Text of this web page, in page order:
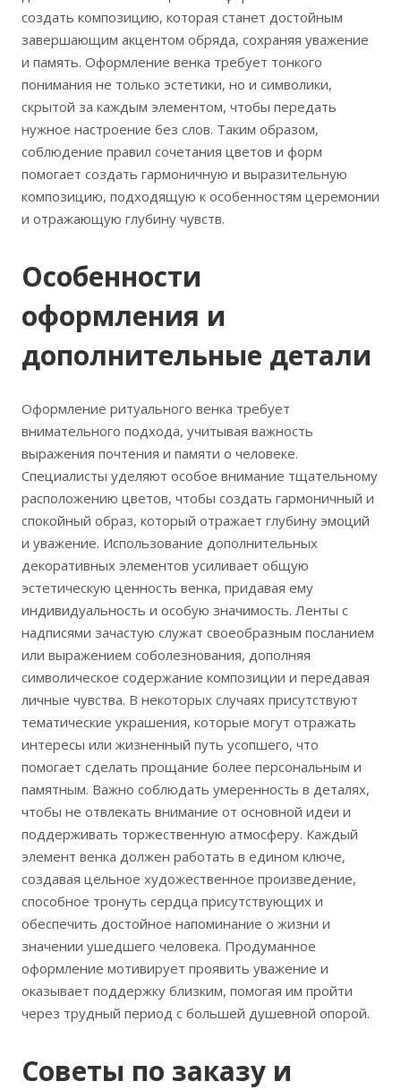
создать композицию, которая станет достойным
завершающим акцентом обряда, сохраняя уважение
и память. Оформление венка требует тонкого
понимания не только эстетики, но и символики,
скрытой за каждым элементом, чтобы передать
нужное настроение без слов. Таким образом,
соблюдение правил сочетания цветов и форм
помогает создать гармоничную и выразительную
композицию, подходящую к особенностям церемонии
и отражающую глубину чувств.
Особенности
оформления и
дополнительные детали
Оформление ритуального венка требует
внимательного подхода, учитывая важность
выражения почтения и памяти о человеке.
Специалисты уделяют особое внимание тщательному
расположению цветов, чтобы создать гармоничный и
спокойный образ, который отражает глубину эмоций
и уважение. Использование дополнительных
декоративных элементов усиливает общую
эстетическую ценность венка, придавая ему
индивидуальность и особую значимость. Ленты с
надписями зачастую служат своеобразным посланием
или выражением соболезнования, дополняя
символическое содержание композиции и передавая
личные чувства. В некоторых случаях присутствуют
тематические украшения, которые могут отражать
интересы или жизненный путь усопшего, что
помогает сделать прощание более персональным и
памятным. Важно соблюдать умеренность в деталях,
чтобы не отвлекать внимание от основной идеи и
поддерживать торжественную атмосферу. Каждый
элемент венка должен работать в едином ключе,
создавая цельное художественное произведение,
способное тронуть сердца присутствующих и
обеспечить достойное напоминание о жизни и
значении ушедшего человека. Продуманное
оформление мотивирует проявить уважение и
оказывает поддержку близким, помогая им пройти
через трудный период с большей душевной опорой.
Советы по заказу и